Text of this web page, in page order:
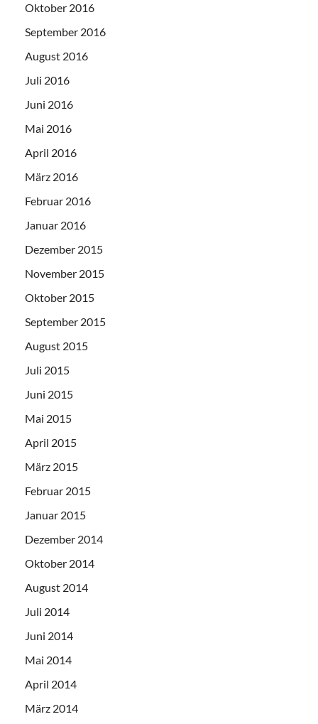
Oktober 2016
September 2016
August 2016
Juli 2016
Juni 2016
Mai 2016
April 2016
März 2016
Februar 2016
Januar 2016
Dezember 2015
November 2015
Oktober 2015
September 2015
August 2015
Juli 2015
Juni 2015
Mai 2015
April 2015
März 2015
Februar 2015
Januar 2015
Dezember 2014
Oktober 2014
August 2014
Juli 2014
Juni 2014
Mai 2014
April 2014
März 2014